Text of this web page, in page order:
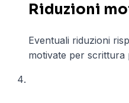
Riduzioni
Eventuali riduzioni
motivate per scrittura